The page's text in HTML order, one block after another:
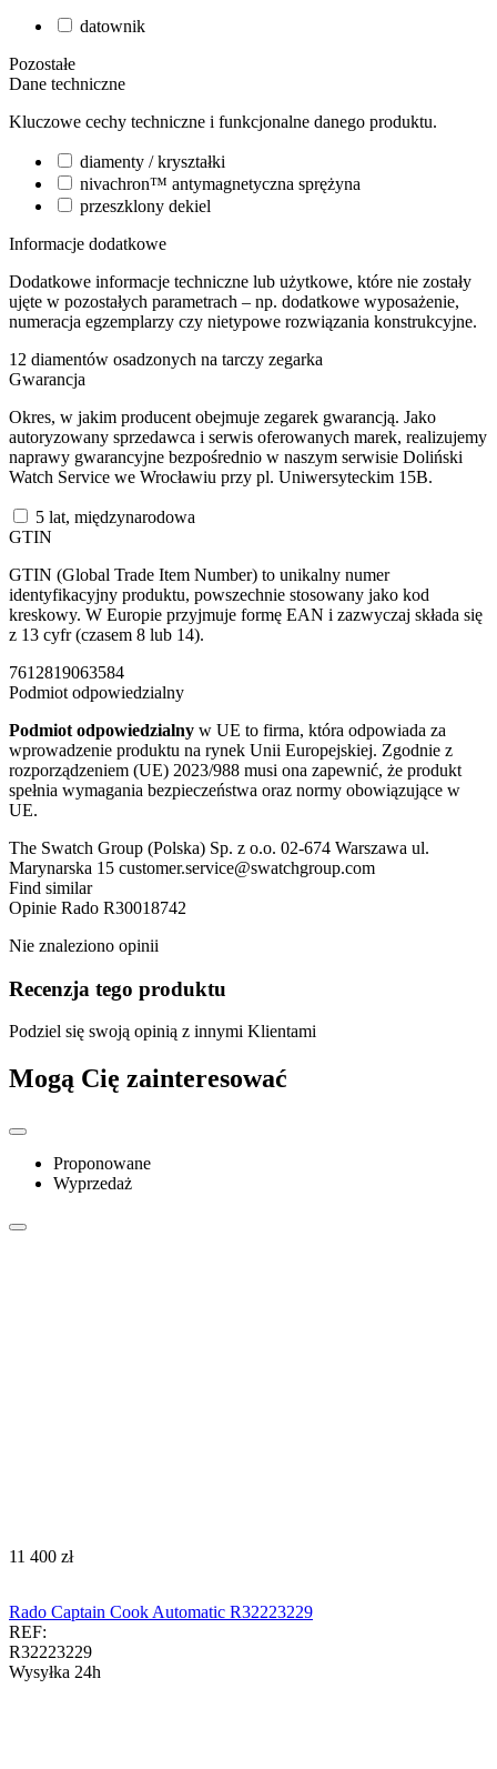
datownik
Pozostałe
Dane techniczne
Kluczowe cechy techniczne i funkcjonalne danego produktu.
diamenty / kryształki
nivachron™ antymagnetyczna sprężyna
przeszklony dekiel
Informacje dodatkowe
Dodatkowe informacje techniczne lub użytkowe, które nie zostały
ujęte w pozostałych parametrach – np. dodatkowe wyposażenie,
numeracja egzemplarzy czy nietypowe rozwiązania konstrukcyjne.
12 diamentów osadzonych na tarczy zegarka
Gwarancja
Okres, w jakim producent obejmuje zegarek gwarancją. Jako
autoryzowany sprzedawca i serwis oferowanych marek, realizujemy
naprawy gwarancyjne bezpośrednio w naszym serwisie Doliński
Watch Service we Wrocławiu przy pl. Uniwersyteckim 15B.
5 lat, międzynarodowa
GTIN
GTIN (Global Trade Item Number) to unikalny numer
identyfikacyjny produktu, powszechnie stosowany jako kod
kreskowy. W Europie przyjmuje formę EAN i zazwyczaj składa się
z 13 cyfr (czasem 8 lub 14).
7612819063584
Podmiot odpowiedzialny
Podmiot odpowiedzialny w UE to firma, która odpowiada za
wprowadzenie produktu na rynek Unii Europejskiej. Zgodnie z
rozporządzeniem (UE) 2023/988 musi ona zapewnić, że produkt
spełnia wymagania bezpieczeństwa oraz normy obowiązujące w
UE.
The Swatch Group (Polska) Sp. z o.o. 02-674 Warszawa ul.
Marynarska 15 customer.service@swatchgroup.com
Find similar
Opinie Rado R30018742
Nie znaleziono opinii
Recenzja tego produktu
Podziel się swoją opinią z innymi Klientami
Mogą Cię zainteresować
Proponowane
Wyprzedaż
‍11 400‍ zł
Rado Captain Cook Automatic R32223229
REF:
R32223229
Wysyłka 24h